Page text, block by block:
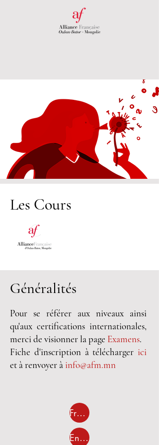
Les Cours
Généralités
Pour se référer aux niveaux ainsi
qu'aux certifications internationales,
merci de visionner la page Examens.
Fiche d'inscription à télécharger ici
et à renvoyer àinfo@afm.mn
Français Langue Étrangère
Enfants/Adolescents